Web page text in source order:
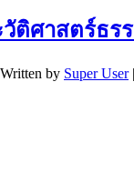
ติศาสตร์ธร
Written by Super User|